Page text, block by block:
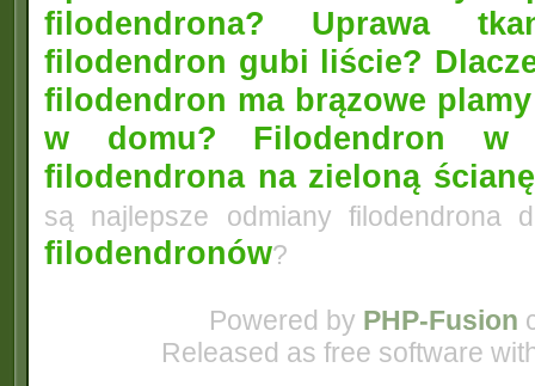
filodendrona? Uprawa
filodendron gubi liście?
filodendron ma brązowe
w domu?
Filodendron w
filodendrona na zieloną ścianę
są najlepsze odmiany
filodendronów?
Powered by PHP-Fusion
Released as free software